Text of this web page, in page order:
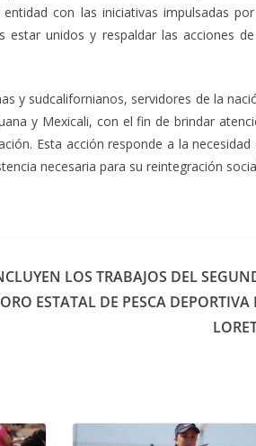
con las iniciativas impulsadas
estar unidos y respaldar las acciones
y sudcalifornianos, servidores de la
y Mexicali, con el fin de brindar
Esta acción responde a la necesidad
necesaria para su reintegración
LOS TRABAJOS DEL
ESTATAL DE PESCA DEPORTIVA